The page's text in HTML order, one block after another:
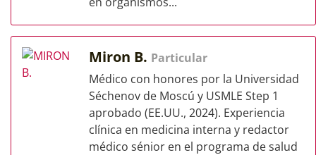
Miron B. Particular
Médico con honores por la Universidad
Séchenov de Moscú y USMLE Step 1
aprobado (EE.UU., 2024). Experiencia
clínica en medicina interna y redactor
médico sénior en el programa de salud